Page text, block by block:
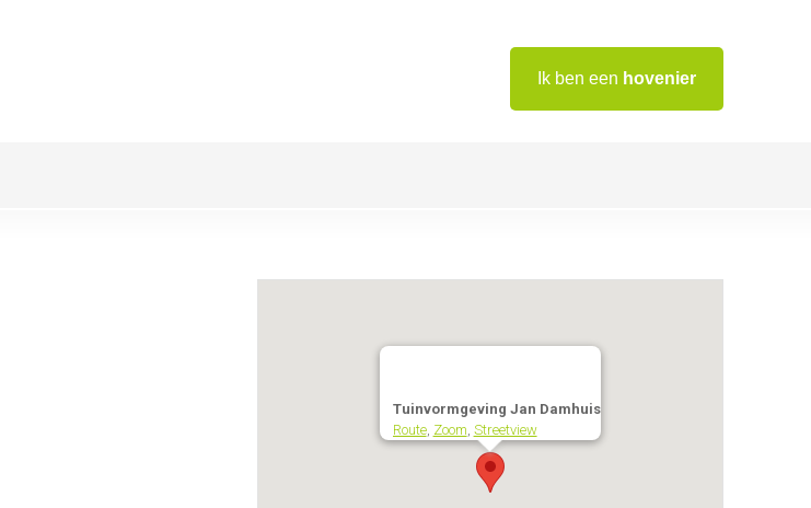
Ik ben een hovenier
Tuinvormgeving Jan Damhuis
Route, Zoom Streetview